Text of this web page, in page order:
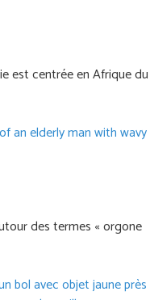
est centrée en Afrique du
des termes « orgone